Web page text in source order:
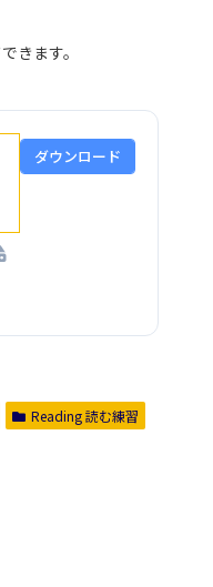
きます。
ダウンロード
Reading 読む練習